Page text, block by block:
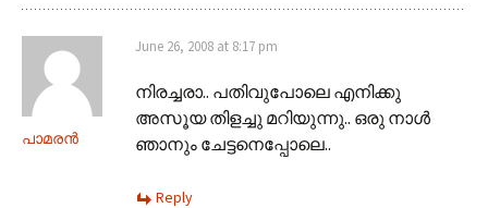
പാമരന്‍
June 26, 2008 at 8:17 pm
നിരച്ചരാ.. പതിവുപോലെ എനിക്കു
അസൂയ തിളച്ചു മറിയുന്നു.. ഒരു നാള്‍
ഞാനും ചേട്ടനെപ്പോലെ..
Reply